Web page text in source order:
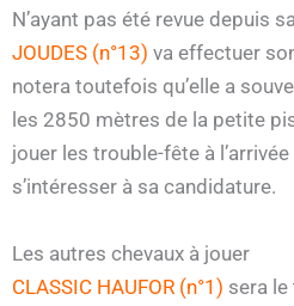
N’ayant pas été revue depuis
JOUDES (n°13) va effectuer
notera toutefois qu’elle a
les 2850 mètres de la petite
jouer les trouble-fête à
s’intéresser à sa candidature.
Les autres chevaux à jouer
CLASSIC HAUFOR (n°1) sera